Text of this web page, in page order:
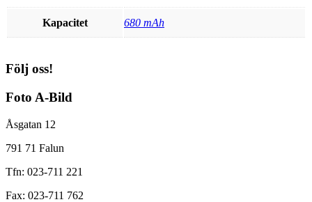
Kapacitet 680 mAh
Följ oss!
Foto A-Bild
Åsgatan 12
791 71 Falun
Tfn: 023-711 221
Fax: 023-711 762